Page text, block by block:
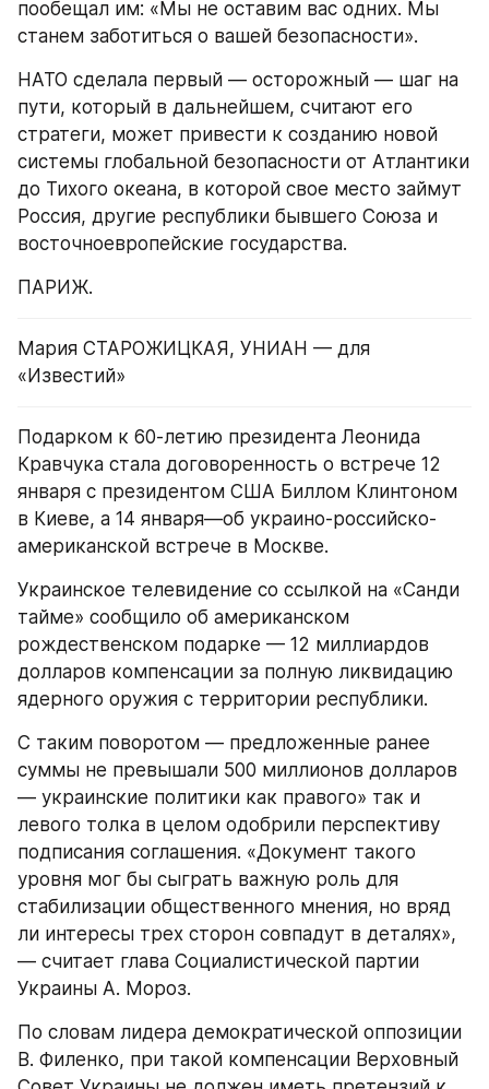
пообещал им: «Мы не оставим вас одних. Мы
станем заботиться о вашей безопасности».
НАТО сделала первый — осторожный — шаг на
пути, который в дальнейшем, считают его
стратеги, может привести к созданию новой
системы глобальной безопасности от Атлантики
до Тихого океана, в которой свое место займут
Россия, другие республики бывшего Союза и
восточноевропейские государства.
ПАРИЖ.
Мария СТАРОЖИЦКАЯ, УНИАН — для
«Известий»
Подарком к 60-летию президента Леонида
Кравчука стала договоренность о встрече 12
января с президентом США Биллом Клинтоном
в Киеве, а 14 января—об украино-российско-
американской встрече в Москве.
Украинское телевидение со ссылкой на «Санди
тайме» сообщило об американском
рождественском подарке — 12 миллиардов
долларов компенсации за полную ликвидацию
ядерного оружия с территории республики.
С таким поворотом — предложенные ранее
суммы не превышали 500 миллионов долларов
— украинские политики как правого» так и
левого толка в целом одобрили перспективу
подписания соглашения. «Документ такого
уровня мог бы сыграть важную роль для
стабилизации общественного мнения, но вряд
ли интересы трех сторон совпадут в деталях»,
— считает глава Социалистической партии
Украины А. Мороз.
По словам лидера демократической оппозиции
В. Филенко, при такой компенсации Верховный